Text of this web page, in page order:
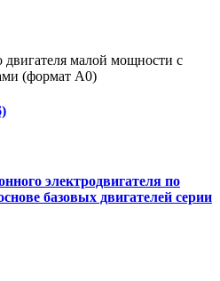
двигателя малой мощности с
(формат А0)
электродвигателя по
базовых двигателей серии